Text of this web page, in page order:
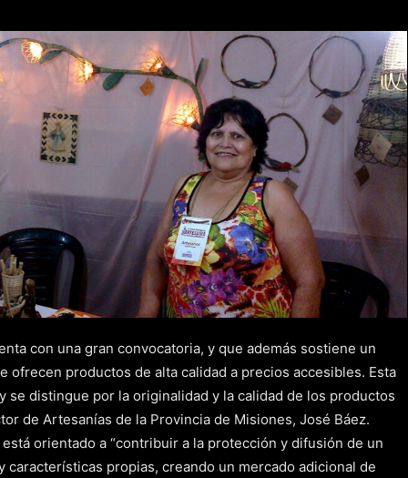
con una gran convocatoria, y que además sostiene un
ofrecen productos de alta calidad a precios accesibles. Esta
se distingue por la originalidad y la calidad de los productos
de Artesanías de la Provincia de Misiones, José Báez.
orientado a “contribuir a la protección y difusión de un
características propias, creando un mercado adicional de